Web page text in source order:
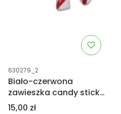
Kod produktu
630279_2
Biało-czerwona
zawieszka candy sticks
kokardka
Cena
15,00 zł